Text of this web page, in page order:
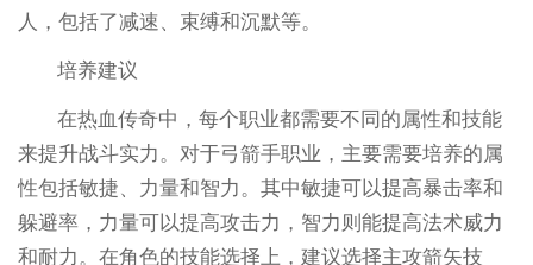
人，包括了减速、束缚和沉默等。
培养建议
在热血传奇中，每个职业都需要不同的属性和技能
来提升战斗实力。对于弓箭手职业，主要需要培养的属
性包括敏捷、力量和智力。其中敏捷可以提高暴击率和
躲避率，力量可以提高攻击力，智力则能提高法术威力
和耐力。在角色的技能选择上，建议选择主攻箭矢技